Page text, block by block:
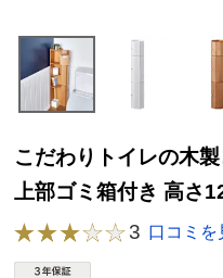
こだわりトイレの木
上部ゴミ箱付き 高さ
3 口コミを